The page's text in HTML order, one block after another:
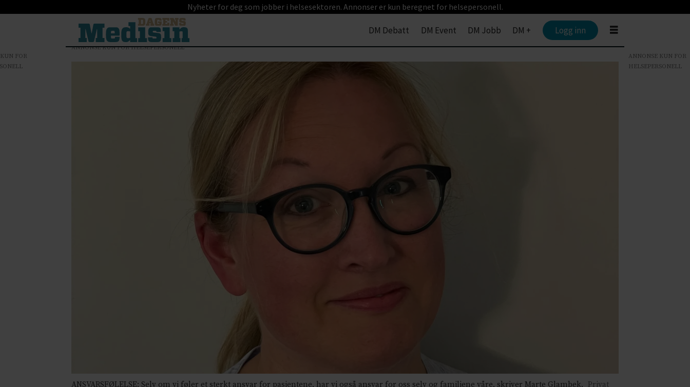
Nyheter for deg som jobber i helsesektoren. Annonser er kun beregnet for helsepersonell.
DM Debatt DM Event DM Jobb DM + Logg inn
ANNONSE KUN FOR HELSEPERSONELL
ANSVARSFØLELSE: Selv om vi føler et sterkt ansvar for pasientene, har vi også ansvar for oss selv og familiene våre, skriver Marte Glambek. Privat
FOR
ANNONSE KUN FOR
HELSEPERSONELL